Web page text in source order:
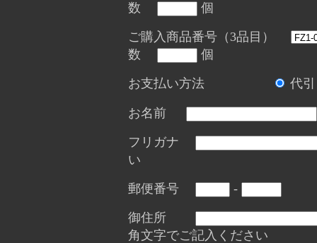
数
個
ご購入商品番号（3品目）
数
個
お支払い方法 代
お名前
フリガナ
い
郵便番号 -
御住所
角文字でご記入ください